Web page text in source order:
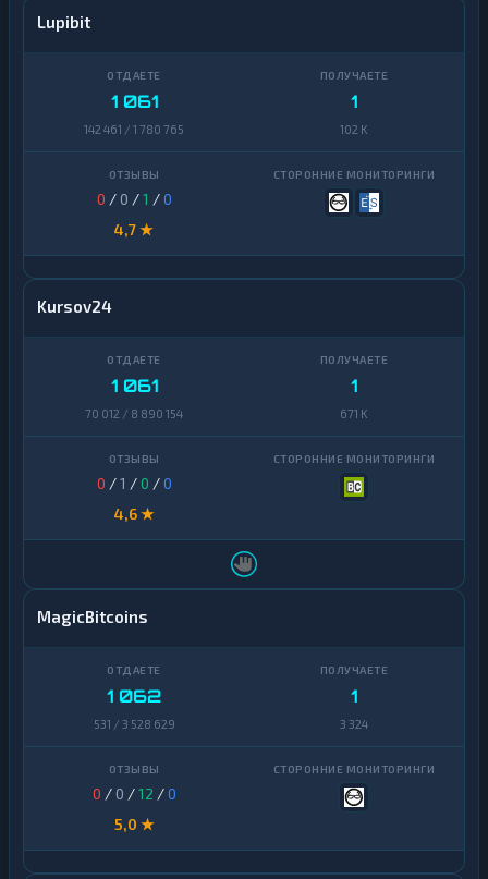
Lupibit
1 061
142 461 / 1 780 765
1
102 K
0 / 0 /1 /0
4,7 ★
Kursov24
1 061
70 012 / 8 890 154
1
671 K
0 /1 /0 /0
4,6 ★
MagicBitcoins
1 062
531 / 3 528 629
1
3 324
0 / 0 /12 /0
5,0 ★